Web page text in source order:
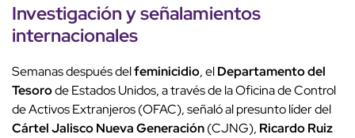
Investigación y señalamientos
internacionales
Semanas después delfeminicidio, elDepartamento del
Tesorode Estados Unidos, a través de la Oficina de Control
de Activos Extranjeros (OFAC), señaló al presunto líder del
Cártel Jalisco Nueva Generación(CJNG), Ricardo Ruiz